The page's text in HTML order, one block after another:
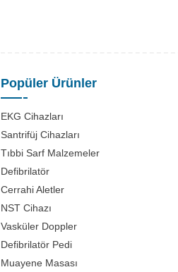
Popüler Ürünler
EKG Cihazları
Santrifüj Cihazları
Tıbbi Sarf Malzemeler
Defibrilatör
Cerrahi Aletler
NST Cihazı
Vasküler Doppler
Defibrilatör Pedi
Muayene Masası